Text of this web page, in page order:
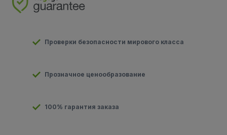
Проверки безопасности мирового класса
Прозначное ценообразование
100% гарантия заказа